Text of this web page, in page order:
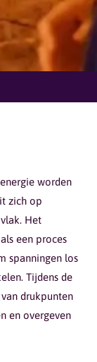
worden
zich op
Het
een proces
spanningen los
Tijdens de
drukpunten
en overgeven